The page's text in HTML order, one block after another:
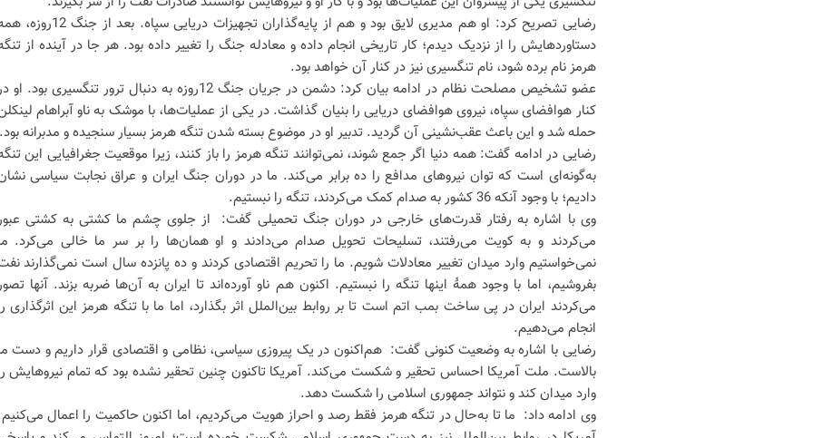
رضایی تصریح کرد: او هم مدیری لایق بود و هم از پایه‌گذاران تجهیزات دریایی سپاه. بعد از جنگ
دستاوردهایش را از نزدیک دیدم؛ کار تاریخی انجام داده و معادله جنگ را تغییر داده بود. هر جا در آینده از
هرمز نام برده شود، نام تنگسیری نیز در کنار آن خواهد بود.
عضو تشخیص مصلحت نظام در ادامه بیان کرد: دشمن در جریان جنگ 12روزه به دنبال ترور تنگسیری بود.
کنار هوافضای سپاه، نیروی هوافضای دریایی را بنیان گذاشت. در یکی از عملیات‌ها، با موشک به ناو آبراهام
حمله شد و این باعث عقب‌نشینی آن گردید. تدبیر او در موضوع بسته شدن تنگه هرمز بسیار سنجیده و مدبرانه
رضایی در ادامه گفت: همه دنیا اگر جمع شوند، نمی‌توانند تنگه هرمز را باز کنند، زیرا موقعیت جغرافیایی این
به‌گونه‌ای است که توان نیروهای مدافع را ده برابر می‌کند. ما در دوران جنگ ایران و عراق نجابت سیاسی
دادیم؛ با وجود آنکه 36 کشور به صدام کمک می‌کردند، تنگه را نبستیم.
وی با اشاره به رفتار قدرت‌های خارجی در دوران جنگ تحمیلی گفت: از جلوی چشم ما کشتی به کشتی
می‌کردند و به کویت می‌رفتند، تسلیحات تحویل صدام می‌دادند و او همان‌ها را بر سر ما خالی می‌کرد.
نمی‌خواستیم وارد میدان تغییر معادلات شویم. ما را تحریم اقتصادی کردند و ده پانزده سال است نمی‌گذارند
بفروشیم، اما با وجود همهٔ اینها تنگه را نبستیم. اکنون هم ناو آورده‌اند تا ایران به آن‌ها ضربه بزند. آنها
می‌کردند ایران در پی ساخت بمب اتم است تا بر روابط بین‌الملل اثر بگذارد، اما ما با تنگه هرمز این اثرگذاری
انجام می‌دهیم.
رضایی با اشاره به وضعیت کنونی گفت: هم‌اکنون در یک پیروزی سیاسی، نظامی و اقتصادی قرار داریم و دست
بالاست. ملت آمریکا احساس تحقیر و شکست می‌کند. آمریکا تاکنون چنین تحقیر نشده بود که تمام نیروهایش
وارد میدان کند و نتواند جمهوری اسلامی را شکست دهد.
وی ادامه داد: ما تا به‌حال در تنگه هرمز فقط رصد و احراز هویت می‌کردیم، اما اکنون حاکمیت را اعمال